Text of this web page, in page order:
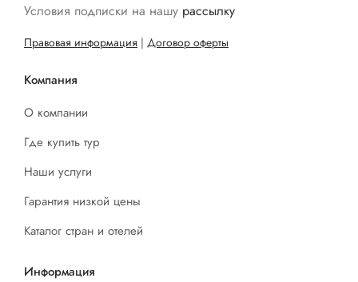
Условия подписки на нашу рассылку
Правовая информация | Договор оферты
Компания
О компании
Где купить тур
Наши услуги
Гарантия низкой цены
Каталог стран и отелей
Информация